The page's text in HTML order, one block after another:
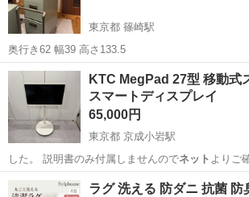
東京都 篠崎駅
奥行き62 幅39 高さ133.5
東京 江戸川区 収納家具 レト
KTC MegPad 27型 移動式
スマートディスプレイ
65,000円
東京都 京成小岩駅
した。 説明書のみ付属しませんのでネット よりご
このまま…江戸川区 京成小岩駅 映像プレー
ラグ 洗える 防ダニ 抗菌 防